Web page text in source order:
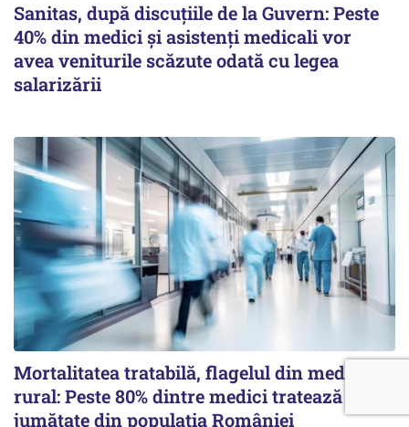
Sanitas, după discuțiile de la Guvern: Peste
40% din medici și asistenți medicali vor
avea veniturile scăzute odată cu legea
salarizării
Mortalitatea tratabilă, flagelul din mediul
rural: Peste 80% dintre medici tratează sub
jumătate din populația României